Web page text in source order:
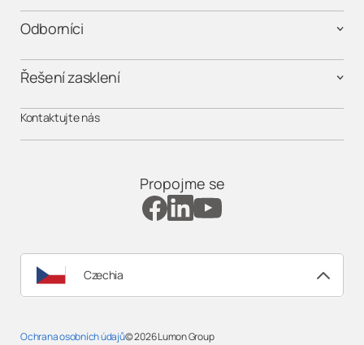
Odborníci
Řešení zasklení
Kontaktujte nás
Propojme se
Czechia
Ochrana osobních údajů© 2026Lumon Group